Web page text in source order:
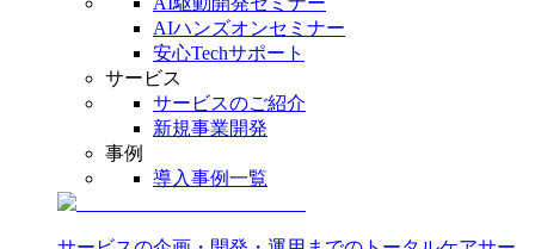
AIハンズオンセミナー
安心Techサポート
サービス
サービスのご紹介
新規事業開発
事例
導入事例一覧